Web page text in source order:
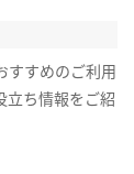
すすめのご利用
立ち情報をご紹